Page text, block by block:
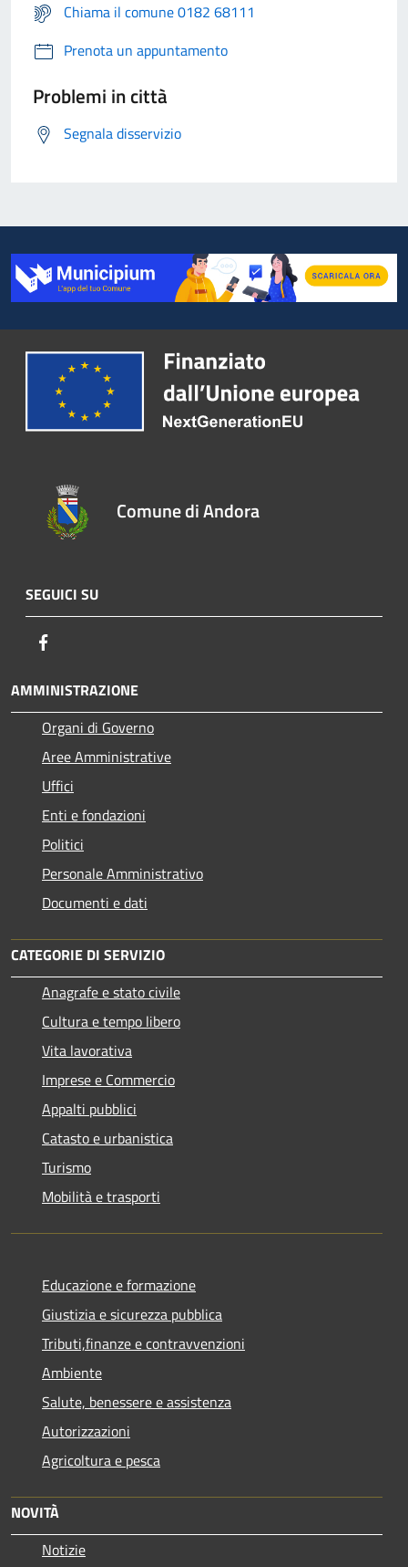
Chiama il comune 0182 68111
Prenota un appuntamento
Problemi in città
Segnala disservizio
Comune di Andora
SEGUICI SU
AMMINISTRAZIONE
Organi di Governo
Aree Amministrative
Uffici
Enti e fondazioni
Politici
Personale Amministrativo
Documenti e dati
CATEGORIE DI SERVIZIO
Anagrafe e stato civile
Cultura e tempo libero
Vita lavorativa
Imprese e Commercio
Appalti pubblici
Catasto e urbanistica
Turismo
Mobilità e trasporti
Educazione e formazione
Giustizia e sicurezza pubblica
Tributi,finanze e contravvenzioni
Ambiente
Salute, benessere e assistenza
Autorizzazioni
Agricoltura e pesca
NOVITÀ
Notizie